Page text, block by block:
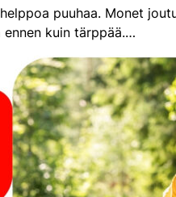
puuhaa. Monet
ennen kuin tärppää.…